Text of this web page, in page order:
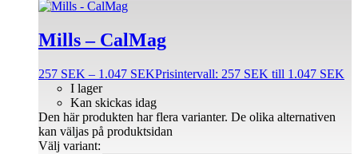
Mills – CalMag
257 SEK – 1.047 SEKPrisintervall: 257 SEK till 1.047 SEK
I lager
Kan skickas idag
Välj variant:
Den här produkten har flera varianter. De olika alternativen
kan väljas på produktsidan